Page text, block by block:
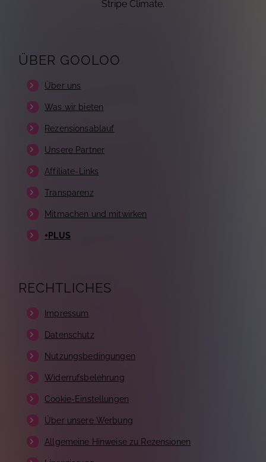
Stripe Climate.
ÜBER GOOLOO
Über uns
Was wir bieten
Rezensionsablauf
Unsere Partner
Affiliate-Links
Transparenz
Mitmachen und mitwirken
+PLUS
RECHTLICHES
Impressum
Datenschutz
Nutzungsbedingungen
Widerrufsbelehrung
Cookie-Einstellungen
Über unsere Werbung
Allgemeine Hinweise zu Rezensionen